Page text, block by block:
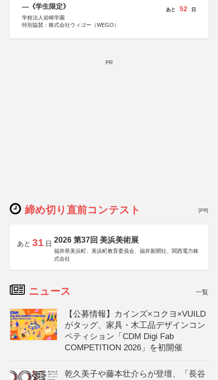
―《学生限定》
学校法人岩崎学園
特別協賛：株式会社ウィゴー（WEGO）
あと 52 日
PR
締め切り直前コンテスト [PR]
あと 31 日 2026 第37回 美浜美術展
福井県美浜町、美浜町教育委員会、福井新聞社、関西電力株
式会社
ニュース 一覧
【公募情報】カインズ×コクヨ×VUILD
がタッグ、家具・木工品デザインコン
ペティション「CDM Digi Fab
COMPETITION 2026」を初開催
乾久美子や藤本壮介らが登壇、「長谷